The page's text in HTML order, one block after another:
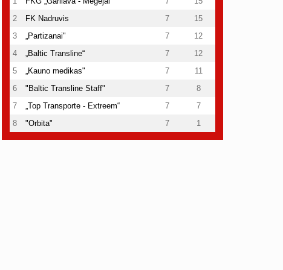
2
FK Nadruvis 7
15
3
„Partizanai" 7
12
4
„Baltic Transline“ 7
12
5
„Kauno medikas" 7
11
6
"Baltic Transline Staff" 7
8
7
„Top Transporte - Extreem“ 7
7
8
"Orbita" 7 1